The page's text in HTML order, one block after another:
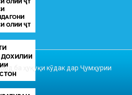
ба ҳуқуқи кӯдак дар Ҷумҳурии